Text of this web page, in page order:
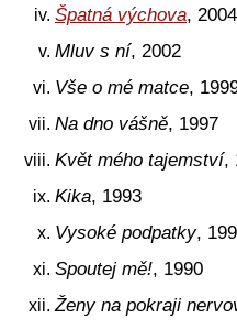
Špatná výchova, 2004
Mluv s ní, 2002
Vše o mé matce,
Na dno vášně, 1997
Květ mého tajemství,
Kika, 1993
Vysoké podpatky,
Spoutej mě!, 1990
Ženy na pokraji